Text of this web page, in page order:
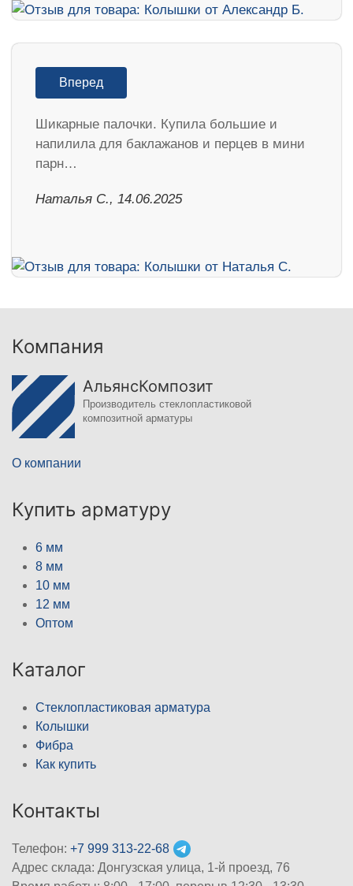
Вперед
Шикарные палочки. Купила большие и
напилила для баклажанов и перцев в мини
парн…
Наталья С., 14.06.2025
Компания
АльянсКомпозит
Производитель стеклопластиковой
композитной арматуры
О компании
Купить арматуру
6 мм
8 мм
10 мм
12 мм
Оптом
Каталог
Стеклопластиковая арматура
Колышки
Фибра
Как купить
Контакты
Телефон: +7 999 313-22-68
Адрес склада: Донгузская улица, 1-й проезд, 76